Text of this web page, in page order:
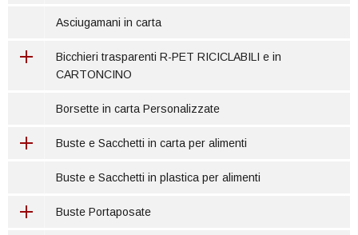
Asciugamani in carta
Bicchieri trasparenti R-PET RICICLABILI e in
CARTONCINO
Borsette in carta Personalizzate
Buste e Sacchetti in carta per alimenti
Buste e Sacchetti in plastica per alimenti
Buste Portaposate